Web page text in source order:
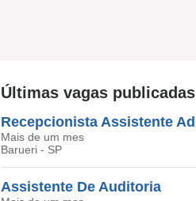
Últimas vagas publicadas
Mais de um mes
Barueri - SP
Assistente De Auditoria